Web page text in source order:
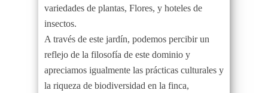
variedades de plantas, Flores, y hoteles de
insectos.
A través de este jardín, podemos percibir un
reflejo de la filosofía de este dominio y
apreciamos igualmente las prácticas culturales y
la riqueza de biodiversidad en la finca,